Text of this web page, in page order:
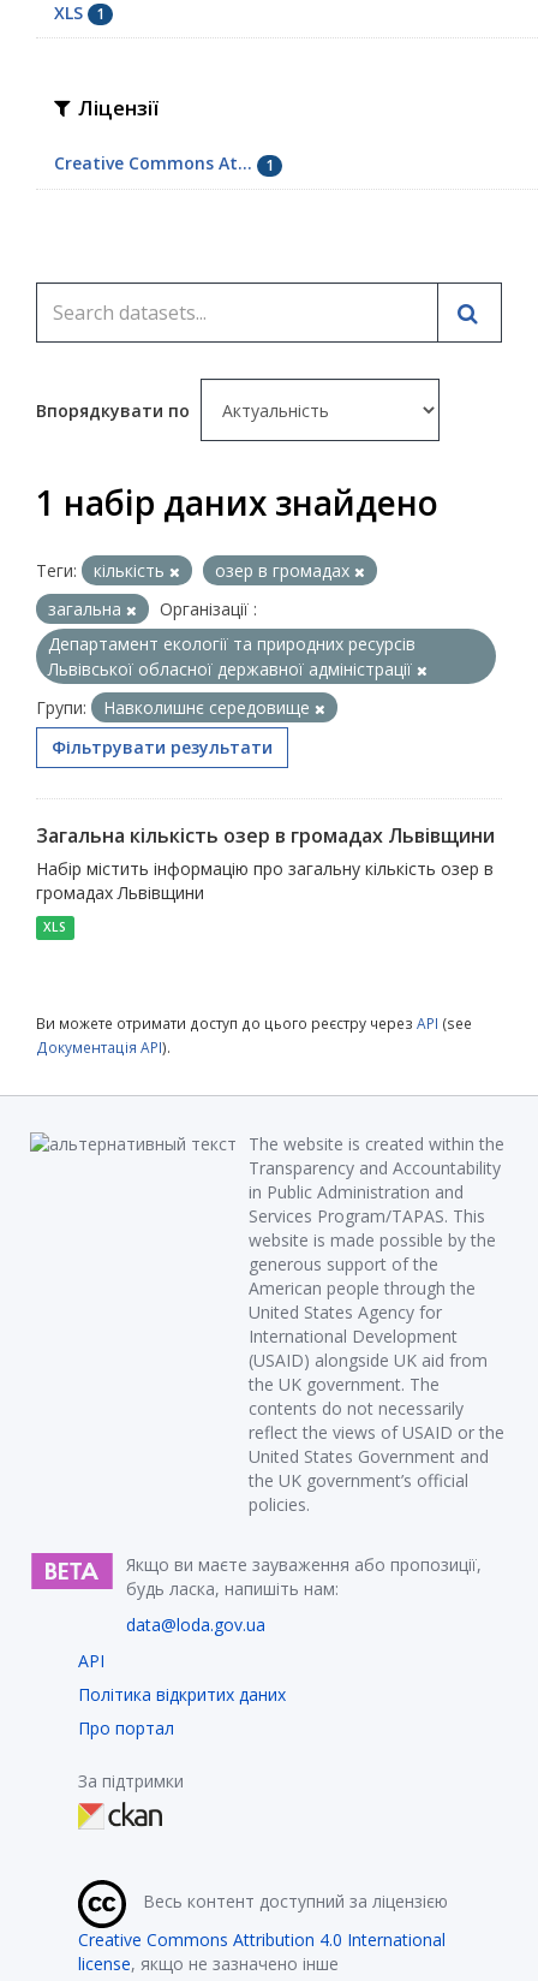
XLS 1
Ліцензії
Creative Commons At... 1
Впорядкувати по
1 набір даних знайдено
Теги: кількість
озер в громадах
загальна
Організації :
Департамент екології та природних ресурсів
Львівської обласної державної адміністрації
Групи:
Навколишнє середовище
Фільтрувати результати
Загальна кількість озер в громадах Львівщини
Набір містить інформацію про загальну кількість озер в
громадах Львівщини
XLS
Ви можете отримати доступ до цього реєстру через API (see
Документація API).
The website is created within the
Transparency and Accountability
in Public Administration and
Services Program/TAPAS. This
website is made possible by the
generous support of the
American people through the
United States Agency for
International Development
(USAID) alongside UK aid from
the UK government. The
contents do not necessarily
reflect the views of USAID or the
United States Government and
the UK government’s official
policies.
Якщо ви маєте зауваження або пропозиції,
будь ласка, напишіть нам:
data@loda.gov.ua
API
Політика відкритих даних
Про портал
За підтримки
Весь контент доступний за ліцензією
Creative Commons Attribution 4.0 International
license, якщо не зазначено інше